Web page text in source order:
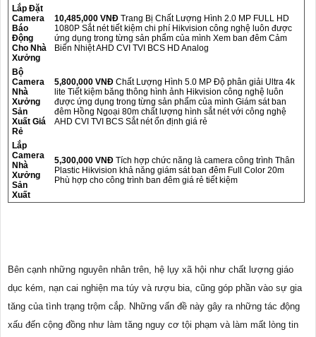
Lắp Đặt
Camera
Báo
Động
Cho Nhà
Xưởng
10,485,000 VNĐ Trang Bị Chất Lượng Hình 2.0 MP FULL HD
1080P Sắt nét tiết kiệm chi phí Hikvision công nghệ luôn được
ứng dụng trong từng sản phẩm của mình Xem ban đêm Cảm
Biến Nhiệt AHD CVI TVI BCS HD Analog
Bộ
Camera
Nhà
Xưởng
Sản
Xuất Giá
Rẻ
5,800,000 VNĐ Chất Lượng Hình 5.0 MP Độ phân giải Ultra 4k
lite Tiết kiệm băng thông hình ảnh Hikvision công nghệ luôn
được ứng dụng trong từng sản phẩm của mình Giám sát ban
đêm Hồng Ngoại 80m chất lượng hình sắt nét với công nghệ
AHD CVI TVI BCS Sắt nét ổn định giá rẻ
Lắp
Camera
Nhà
Xưởng
Sản
Xuất
5,300,000 VNĐ Tích hợp chức năng là camera công trình Thân
Plastic Hikvision khả năng giám sát ban đêm Full Color 20m
Phù hợp cho công trình ban đêm giá rẻ tiết kiệm
Bên cạnh những nguyên nhân trên, hệ lụy xã hội như chất lượng giáo
dục kém, nạn cai nghiện ma túy và rượu bia, cũng góp phần vào sự gia
tăng của tình trạng trộm cắp. Những vấn đề này gây ra những tác động
xấu đến cộng đồng như làm tăng nguy cơ tội phạm và làm mất lòng tin